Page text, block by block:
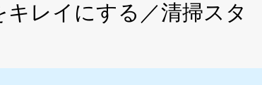
キレイにする／清掃スタ